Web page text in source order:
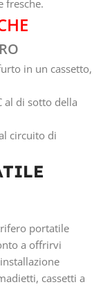
fresche.
in un cassetto,
al di sotto della
circuito di
portatile
a offrirvi
cassetti a